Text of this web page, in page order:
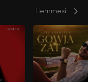
Hemmesi